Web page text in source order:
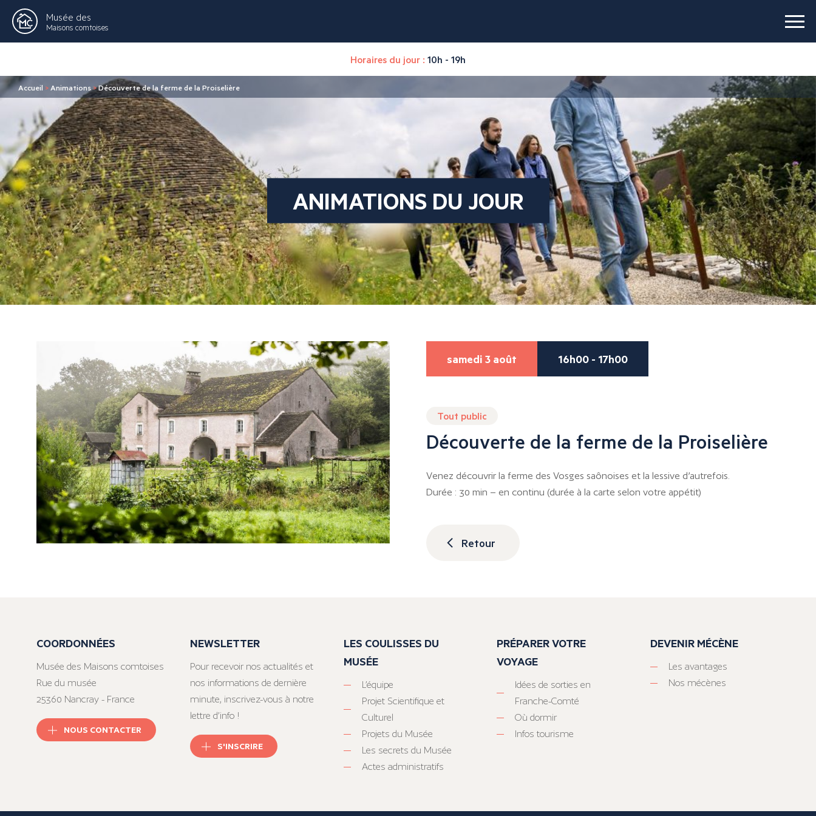
Musée des
Maisons comtoises
Horaires du jour : 10h - 19h
Accueil > Animations>Découverte de la ferme de la Proiselière
ANIMATIONS DU JOUR
samedi 3 août 16h00 - 17h00
Tout public
Découverte de la ferme de la Proiselière
Venez découvrir la ferme des Vosges saônoises et la lessive d’autrefois.
Durée : 30 min – en continu (durée à la carte selon votre appétit)
Retour
COORDONNÉES
Musée des Maisons comtoises
Rue du musée
25360 Nancray - France
NOUS CONTACTER
NEWSLETTER
Pour recevoir nos actualités et
nos informations de dernière
minute, inscrivez-vous à notre
lettre d’info !
S'INSCRIRE
LES COULISSES DU
MUSÉE
L’équipe
Projet Scientifique et
Culturel
Projets du Musée
Les secrets du Musée
Actes administratifs
PRÉPARER VOTRE
VOYAGE
Idées de sorties en
Franche-Comté
Où dormir
Infos tourisme
DEVENIR MÉCÈNE
Les avantages
Nos mécènes